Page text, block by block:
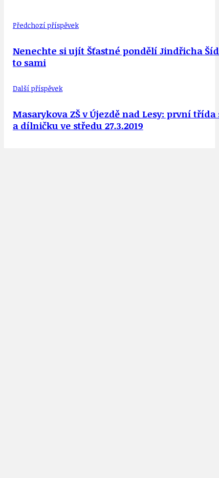
Předchozí příspěvek
Nenechte si ujít Šťastné pondělí Jindřicha
to sami
Další příspěvek
Masarykova ZŠ v Újezdě nad Lesy: první
a dílničku ve středu 27.3.2019